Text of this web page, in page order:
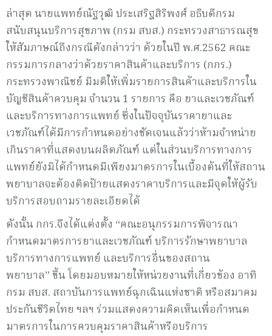
ล่าสุด นายแพทย์ณัฐวุฒิ ประเสริฐสิริพงศ์ อธิบดีกรม
สนับสนุนบริการสุขภาพ (กรม สบส.) กระทรวงสาธารณสุข
ให้สัมภาษณ์ถึงกรณีดังกล่าวว่า ด้วยในปี พ.ศ.2562 คณะ
กรรมการกลางว่าด้วยราคาสินค้าและบริการ (กกร.)
กระทรวงพาณิชย์ มีมติให้เพิ่มรายการสินค้าและบริการใน
บัญชีสินค้าควบคุม จำนวน 1 รายการ คือ ยาและเวชภัณฑ์
และบริการทางการแพทย์ ซึ่งในปัจจุบันราคายาและ
เวชภัณฑ์ได้มีการกำหนดอย่างชัดเจนแล้วว่าห้ามจำหน่าย
เกินราคาที่แสดงบนผลิตภัณฑ์ แต่ในส่วนบริการทางการ
แพทย์ยังมิได้กำหนดมีเพียงมาตรการในเบื้องต้นที่ให้สถาน
พยาบาลจะต้องติดป้ายแสดงราคาบริการและมีจุดให้ผู้รับ
บริการสอบถามรายละเอียดได้
ดังนั้น กกร.จึงได้แต่งตั้ง “คณะอนุกรรมการพิจารณา
กำหนดมาตรการยาและเวชภัณฑ์ บริการรักษาพยาบาล
บริการทางการแพทย์ และบริการอื่นของสถาน
พยาบาล” ขึ้น โดยมอบหมายให้หน่วยงานที่เกี่ยวข้อง อาทิ
กรม สบส. สถาบันการแพทย์ฉุกเฉินแห่งชาติ หรือสมาคม
ประกันชีวิตไทย ฯลฯ ร่วมแสดงความคิดเห็นเพื่อกำหนด
มาตรการในการควบคุมราคาสินค้าหรือบริการ